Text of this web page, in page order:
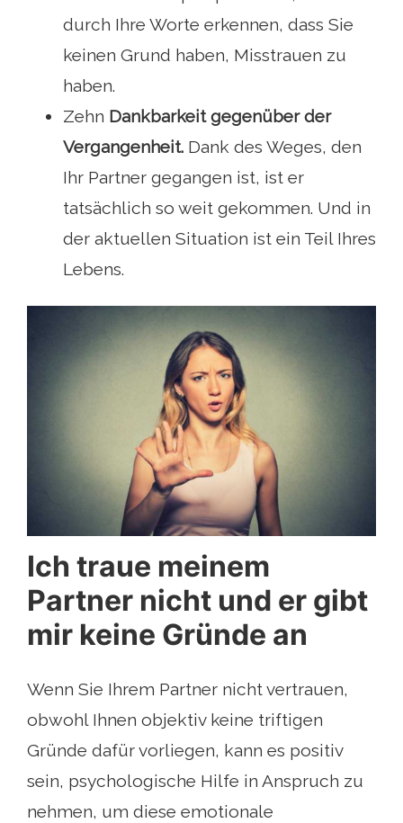
durch Ihre Worte erkennen, dass Sie
keinen Grund haben, Misstrauen zu
haben.
Zehn Dankbarkeit gegenüber der
Vergangenheit. Dank des Weges, den
Ihr Partner gegangen ist, ist er
tatsächlich so weit gekommen. Und in
der aktuellen Situation ist ein Teil Ihres
Lebens.
Ich traue meinem
Partner nicht und er gibt
mir keine Gründe an
Wenn Sie Ihrem Partner nicht vertrauen,
obwohl Ihnen objektiv keine triftigen
Gründe dafür vorliegen, kann es positiv
sein, psychologische Hilfe in Anspruch zu
nehmen, um diese emotionale